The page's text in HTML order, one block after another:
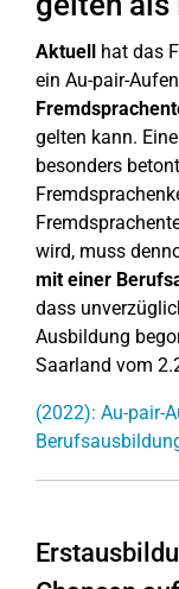
Aktuell hat das
ein Au-pair-
gelten kann.
besonders
wird, muss
mit einer
dass
Ausbildung
Saarland vom
(2022): Au-pair-